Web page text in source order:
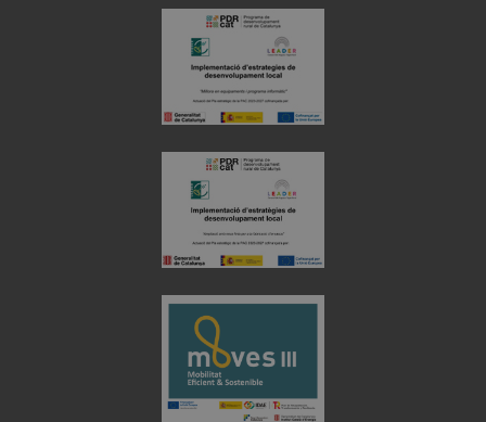
Cookies de
preferencias
Cookies de
funcionalidad
Cookies no clasificadas
Cookies estrictamente necesarias
Cookies de rendimiento
Cookies de preferencias
Cookies de funcionalidad
Cookies no clasificadas